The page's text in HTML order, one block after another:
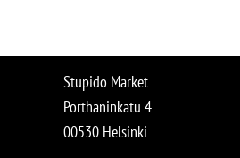
Stupido Market
Porthaninkatu 4
00530 Helsinki